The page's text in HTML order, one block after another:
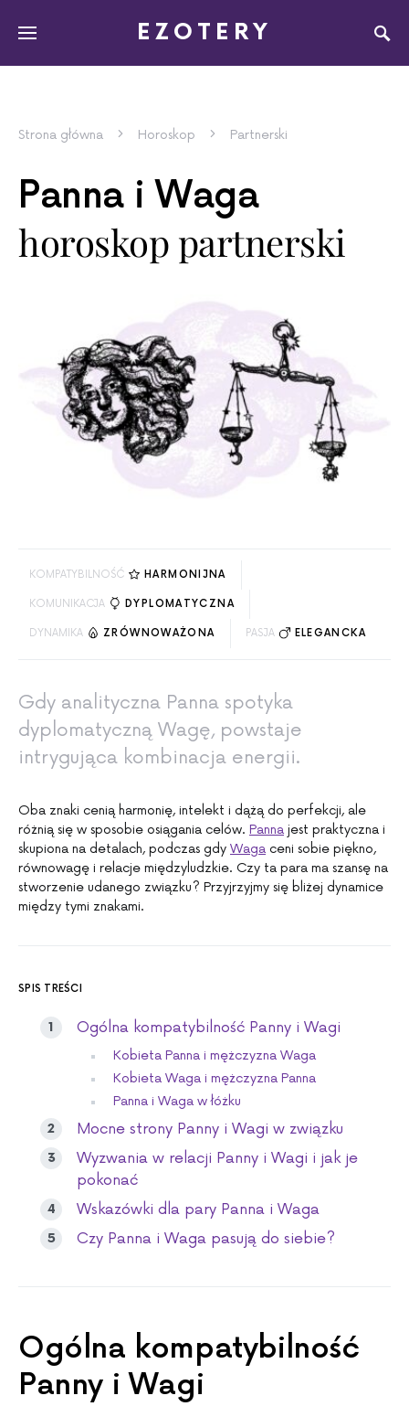
EZOTERY
Strona główna Horoskop Partnerski
Panna i Waga
horoskop partnerski
KOMPATYBILNOŚĆ HARMONIJNA
KOMUNIKACJA DYPLOMATYCZNA
DYNAMIKA ZRÓWNOWAŻONA PASJA ELEGANCKA
Gdy analityczna Panna spotyka
dyplomatyczną Wagę, powstaje
intrygująca kombinacja energii.
Oba znaki cenią harmonię, intelekt i dążą do perfekcji, ale
różnią się w sposobie osiągania celów. Panna jest praktyczna i
skupiona na detalach, podczas gdy Waga ceni sobie piękno,
równowagę i relacje międzyludzkie. Czy ta para ma szansę na
stworzenie udanego związku? Przyjrzyjmy się bliżej dynamice
między tymi znakami.
SPIS TREŚCI
Ogólna kompatybilność Panny i Wagi
Kobieta Panna i mężczyzna Waga
Kobieta Waga i mężczyzna Panna
Panna i Waga w łóżku
Mocne strony Panny i Wagi w związku
Wyzwania w relacji Panny i Wagi i jak je
pokonać
Wskazówki dla pary Panna i Waga
Czy Panna i Waga pasują do siebie?
Ogólna kompatybilność
Panny i Wagi